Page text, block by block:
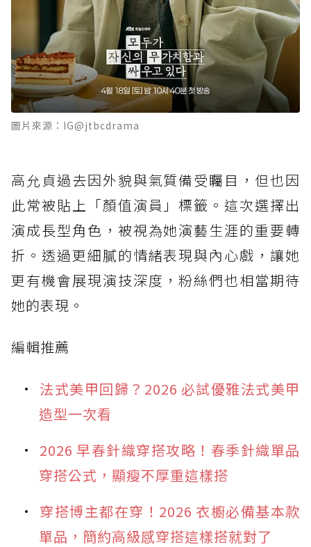
圖片來源：IG@jtbcdrama
高允貞過去因外貌與氣質備受矚目，但也因
此常被貼上「顏值演員」標籤。這次選擇出
演成長型角色，被視為她演藝生涯的重要轉
折。透過更細膩的情緒表現與內心戲，讓她
更有機會展現演技深度，粉絲們也相當期待
她的表現。
編輯推薦
法式美甲回歸？2026 必試優雅法式美甲
造型一次看
2026 早春針織穿搭攻略！春季針織單品
穿搭公式，顯瘦不厚重這樣搭
穿搭博主都在穿！2026 衣櫥必備基本款
單品，簡約高級感穿搭這樣搭就對了